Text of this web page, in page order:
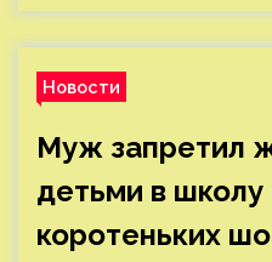
Новости
Муж запретил
детьми в школу
коротеньких